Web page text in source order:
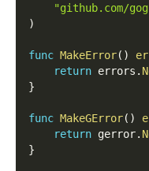
"github.com/
)
func MakeError( )
return errors .
}
func MakeGError( )
return gerror.
}